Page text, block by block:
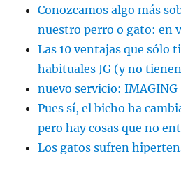
Conozcamos algo más
nuestro perro o gato: en
Las 10 ventajas que sólo
habituales JG (y no
nuevo servicio: IMAGING
Pues sí, el bicho ha
pero hay cosas que no
Los gatos sufren